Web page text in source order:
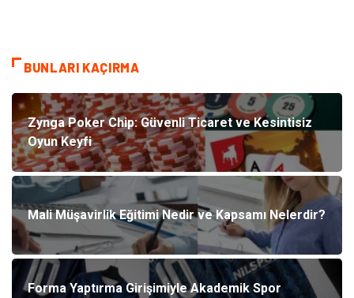
BUNLARI KAÇIRMA
Zynga Poker Chip: Güvenli Ticaret ve Kesintisiz
Oyun Keyfi
Mali Müşavirlik Eğitimi Nedir ve Kapsamı Nelerdir?
Forma Yaptırma Girişimiyle Akademik Spor